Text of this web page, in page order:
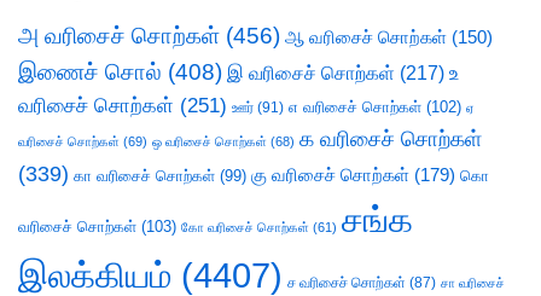
அ வரிசைச் சொற்கள் (456) ஆ வரிசைச் சொற்கள் (150)
இணைச் சொல் (408) இ வரிசைச் சொற்கள் (217) உ
வரிசைச் சொற்கள் (251) ஊர் (91) எ வரிசைச் சொற்கள் (102) ஏ
வரிசைச் சொற்கள் (69) ஒ வரிசைச் சொற்கள் (68) க வரிசைச் சொற்கள்
(339) கா வரிசைச் சொற்கள் (99) கு வரிசைச் சொற்கள் (179) கொ
வரிசைச் சொற்கள் (103) கோ வரிசைச் சொற்கள் (61) சங்க
இலக்கியம் (4407) ச வரிசைச் சொற்கள் (87) சா வரிசைச்